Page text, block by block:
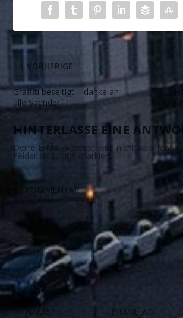
VORHERIGE
Graffiti beseitigt – danke an
alle Spender
HINTERLASSE EINE
Deine E-Mail-Adresse wird nicht
Felder sind mit markiert